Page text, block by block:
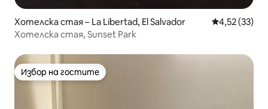
Хотелска стая – La Libertad, El Salvador Средна
4,52 (33)
Хотелска стая, Sunset Park
Избор на гостите
Избор на гостите